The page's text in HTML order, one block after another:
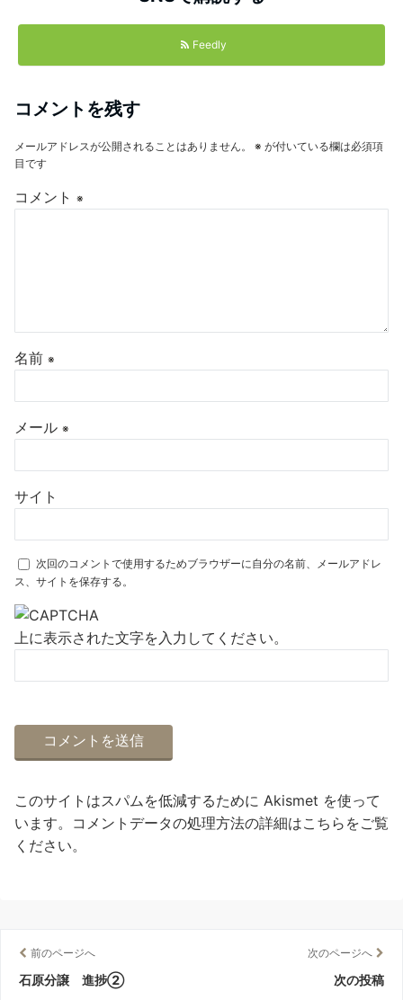
Feedly
コメントを残す
メールアドレスが公開されることはありません。 ※ が付いている欄は必須項
目です
コメント ※
名前 ※
メール ※
サイト
次回のコメントで使用するためブラウザーに自分の名前、メールアドレ
ス、サイトを保存する。
上に表示された文字を入力してください。
このサイトはスパムを低減するために Akismet を使って
います。 コメントデータの処理方法の詳細はこちらをご覧
ください。
前のページへ
石原分譲 進捗②
次のページへ
次の投稿